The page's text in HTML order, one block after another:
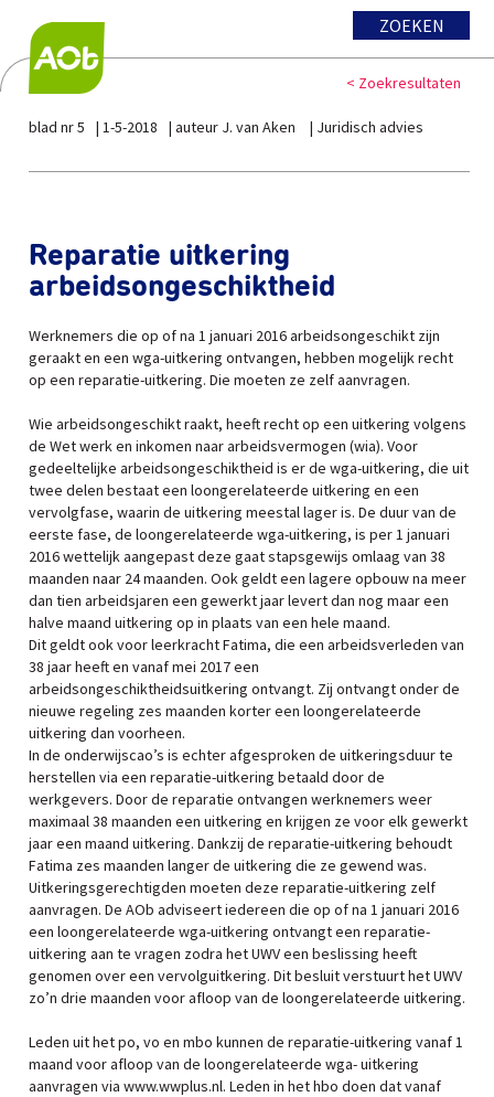
ZOEKEN
< Zoekresultaten
blad nr 5 1-5-2018 auteur J. van Aken Juridisch advies
Reparatie uitkering
arbeidsongeschiktheid
Werknemers die op of na 1 januari 2016 arbeidsongeschikt zijn
geraakt en een wga-uitkering ontvangen, hebben mogelijk recht
op een reparatie-uitkering. Die moeten ze zelf aanvragen.
Wie arbeidsongeschikt raakt, heeft recht op een uitkering volgens
de Wet werk en inkomen naar arbeidsvermogen (wia). Voor
gedeeltelijke arbeidsongeschiktheid is er de wga-uitkering, die uit
twee delen bestaat een loongerelateerde uitkering en een
vervolgfase, waarin de uitkering meestal lager is. De duur van de
eerste fase, de loongerelateerde wga-uitkering, is per 1 januari
2016 wettelijk aangepast deze gaat stapsgewijs omlaag van 38
maanden naar 24 maanden. Ook geldt een lagere opbouw na meer
dan tien arbeidsjaren een gewerkt jaar levert dan nog maar een
halve maand uitkering op in plaats van een hele maand.
Dit geldt ook voor leerkracht Fatima, die een arbeidsverleden van
38 jaar heeft en vanaf mei 2017 een
arbeidsongeschiktheidsuitkering ontvangt. Zij ontvangt onder de
nieuwe regeling zes maanden korter een loongerelateerde
uitkering dan voorheen.
In de onderwijscao’s is echter afgesproken de uitkeringsduur te
herstellen via een reparatie-uitkering betaald door de
werkgevers. Door de reparatie ontvangen werknemers weer
maximaal 38 maanden een uitkering en krijgen ze voor elk gewerkt
jaar een maand uitkering. Dankzij de reparatie-uitkering behoudt
Fatima zes maanden langer de uitkering die ze gewend was.
Uitkeringsgerechtigden moeten deze reparatie-uitkering zelf
aanvragen. De AOb adviseert iedereen die op of na 1 januari 2016
een loongerelateerde wga-uitkering ontvangt een reparatie-
uitkering aan te vragen zodra het UWV een beslissing heeft
genomen over een vervolguitkering. Dit besluit verstuurt het UWV
zo’n drie maanden voor afloop van de loongerelateerde uitkering.
Leden uit het po, vo en mbo kunnen de reparatie-uitkering vanaf 1
maand voor afloop van de loongerelateerde wga- uitkering
aanvragen via www.wwplus.nl. Leden in het hbo doen dat vanaf